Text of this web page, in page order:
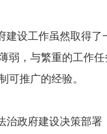
建设工作虽然取得
弱，与繁重的工作
可推广的经验。
治政府建设决策部